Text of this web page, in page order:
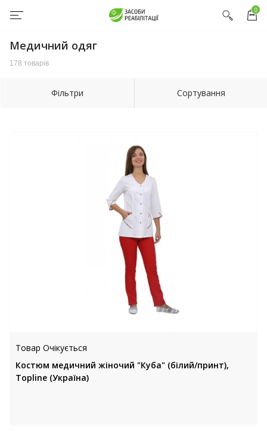
0
Медичний одяг
178 товарів
Фільтри Сортування
Товар Очікується
Костюм медичний жіночий "Куба" (білий/принт),
Topline (Україна)